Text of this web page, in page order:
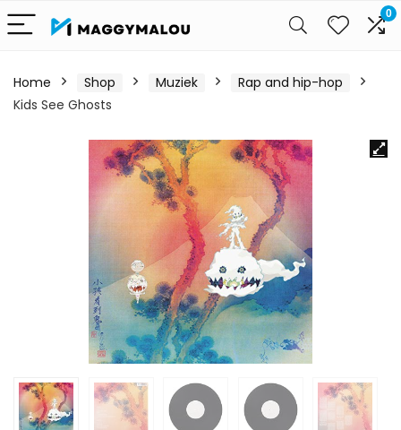
0
Home Shop Muziek
Rap and hip-hop
Kids See Ghosts